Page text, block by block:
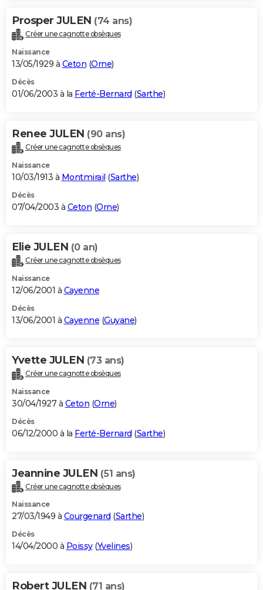
Prosper JULEN (74 ans)
Créer une cagnotte obsèques
Naissance
13/05/1929 à Ceton (Orne)
Décès
01/06/2003 à la Ferté-Bernard (Sarthe)
Renee JULEN (90 ans)
Créer une cagnotte obsèques
Naissance
10/03/1913 à Montmirail (Sarthe)
Décès
07/04/2003 à Ceton (Orne)
Elie JULEN (0 an)
Créer une cagnotte obsèques
Naissance
12/06/2001 à Cayenne
Décès
13/06/2001 à Cayenne (Guyane)
Yvette JULEN (73 ans)
Créer une cagnotte obsèques
Naissance
30/04/1927 à Ceton (Orne)
Décès
06/12/2000 à la Ferté-Bernard (Sarthe)
Jeannine JULEN (51 ans)
Créer une cagnotte obsèques
Naissance
27/03/1949 à Courgenard (Sarthe)
Décès
14/04/2000 à Poissy(Yvelines)
Robert JULEN (71 ans)